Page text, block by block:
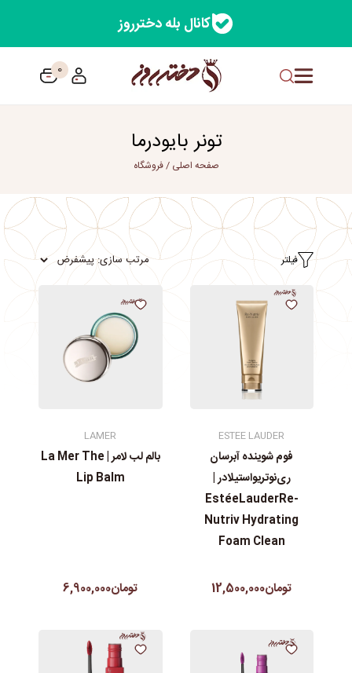
کانال بله دخترروز
0
تونر بایودرما
صفحه اصلی /فروشگاه
فیلتر
ESTEE LAUDER
فوم شوینده آبرسان
ری‌نوتریواستیلادر |
EstéeLauderRe-
Nutriv Hydrating
Foam Clean
تومان12,500,000
LAMER
بالم لب لامر | La Mer The
Lip Balm
تومان6,900,000